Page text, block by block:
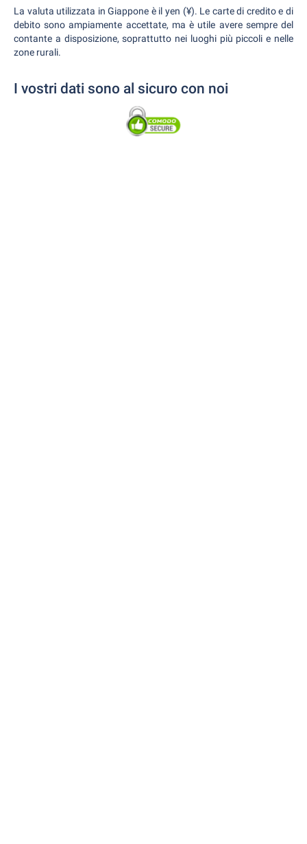
La valuta utilizzata in Giappone è il yen (¥). Le carte di credito e di
debito sono ampiamente accettate, ma è utile avere sempre del
contante a disposizione, soprattutto nei luoghi più piccoli e nelle
zone rurali.
I vostri dati sono al sicuro con noi